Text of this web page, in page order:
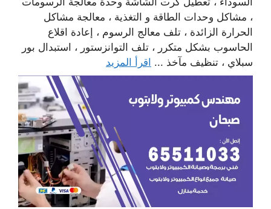
، مشاكل وحدات الطاقة و التغذية ، معالجة مشاكل
الحرارة الزائدة ، تلف معالج الرسوم ، إعادة اقلاع
الحاسوب بشكل متكرر ، تلف التوانزستور ، استبدال بور
سبلاي ، تنظيف مآخذ ... اقرأ المزيد